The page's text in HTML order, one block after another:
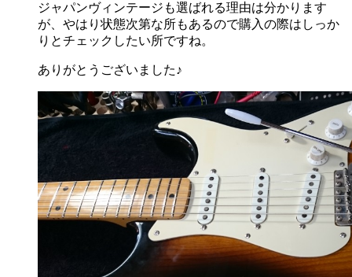
ジャパンヴィンテージも選ばれる理由は分かります
が、やはり状態次第な所もあるので購入の際はしっか
りとチェックしたい所ですね。
ありがとうございました♪